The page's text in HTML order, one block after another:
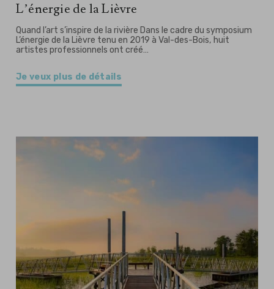
L’énergie de la Lièvre
Quand l’art s’inspire de la rivière Dans le cadre du symposium
L’énergie de la Lièvre tenu en 2019 à Val-des-Bois, huit
artistes professionnels ont créé…
Je veux plus de détails